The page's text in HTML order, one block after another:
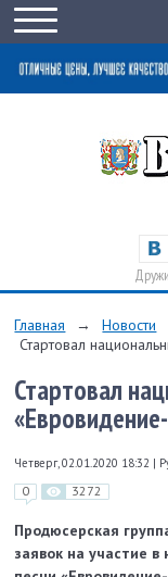
Главная → Новости
Стартовал
Стартовал
Четверг, 02.01.2020 18:32 |
0 3272
Продюсерская
заявок на участие